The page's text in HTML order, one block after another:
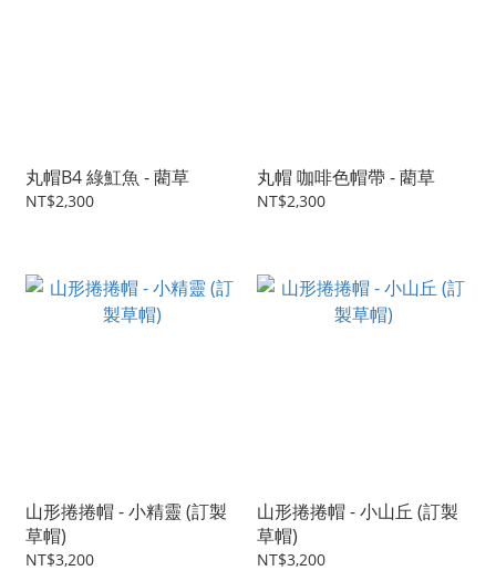
丸帽B4 綠魟魚 - 藺草
NT$2,300
丸帽 咖啡色帽帶 - 藺草
NT$2,300
山形捲捲帽 - 小精靈 (訂製
草帽)
NT$3,200
山形捲捲帽 - 小山丘 (訂製
草帽)
NT$3,200